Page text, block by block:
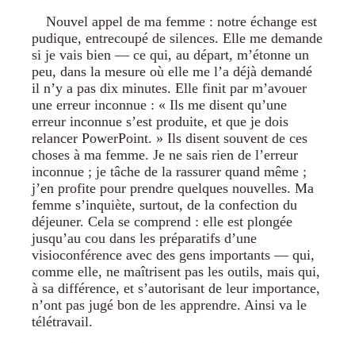
Nouvel appel de ma femme : notre échange est
pudique, entrecoupé de silences. Elle me demande
si je vais bien — ce qui, au départ, m’étonne un
peu, dans la mesure où elle me l’a déjà demandé
il n’y a pas dix minutes. Elle finit par m’avouer
une erreur inconnue : « Ils me disent qu’une
erreur inconnue s’est produite, et que je dois
relancer PowerPoint. » Ils disent souvent de ces
choses à ma femme. Je ne sais rien de l’erreur
inconnue ; je tâche de la rassurer quand même ;
j’en profite pour prendre quelques nouvelles. Ma
femme s’inquiète, surtout, de la confection du
déjeuner. Cela se comprend : elle est plongée
jusqu’au cou dans les préparatifs d’une
visioconférence avec des gens importants — qui,
comme elle, ne maîtrisent pas les outils, mais qui,
à sa différence, et s’autorisant de leur importance,
n’ont pas jugé bon de les apprendre. Ainsi va le
télétravail.